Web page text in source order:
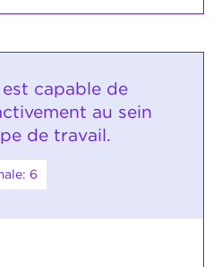
est capable de
au sein
de travail.
6